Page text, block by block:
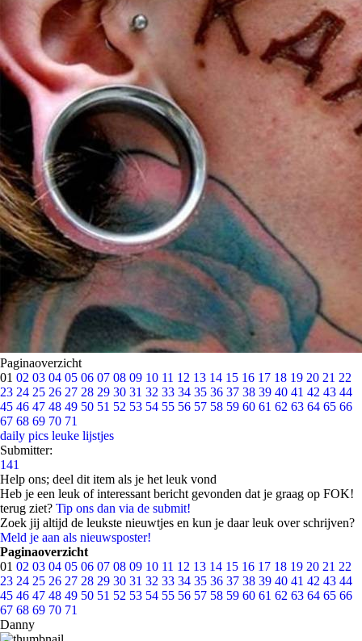
Paginaoverzicht
01 02 03 04 05 06 07 08 09 10 11 12 13 14 15 16 17 18 19 20 21 22
23 24 25 26 27 28 29 30 31 32 33 34 35 36 37 38 39 40 41 42 43 44
45 46 47 48 49 50 51 52 53 54 55 56 57 58 59 60 61 62 63 64 65 66
67 68 69 70 71
daily pics leuke lijstjes
Submitter:
141
Help ons; deel dit item als je het leuk vond
Heb je een leuk of interessant bericht gevonden dat je graag op FOK!
terug ziet? Tip ons dan via de submit!
Zoek jij altijd de leukste nieuwtjes en kun je daar leuk over schrijven?
Meld je aan als nieuwsposter!
Paginaoverzicht
01 02 03 04 05 06 07 08 09 10 11 12 13 14 15 16 17 18 19 20 21 22
23 24 25 26 27 28 29 30 31 32 33 34 35 36 37 38 39 40 41 42 43 44
45 46 47 48 49 50 51 52 53 54 55 56 57 58 59 60 61 62 63 64 65 66
67 68 69 70 71
Danny